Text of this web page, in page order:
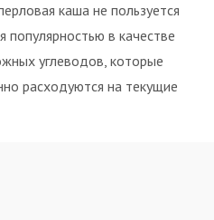
каша не пользуется
популярностью в качестве
углеводов, которые
расходуются на текущие